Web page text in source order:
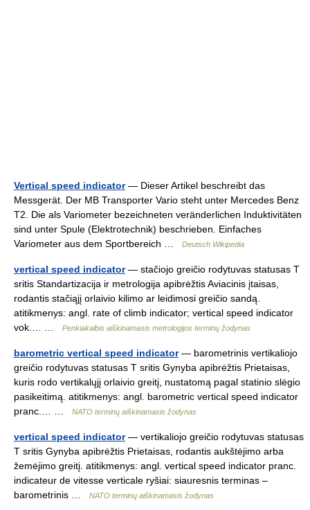
Vertical speed indicator— Dieser Artikel beschreibt das
Messgerät. Der MB Transporter Vario steht unter Mercedes Benz
T2. Die als Variometer bezeichneten veränderlichen Induktivitäten
sind unter Spule (Elektrotechnik) beschrieben. Einfaches
Variometer aus dem Sportbereich …
Deutsch Wikipedia
vertical speed indicator— stačiojo greičio rodytuvas statusas T
sritis Standartizacija ir metrologija apibrėžtis Aviacinis įtaisas,
rodantis stačiąjį orlaivio kilimo ar leidimosi greičio sandą.
atitikmenys: angl. rate of climb indicator; vertical speed indicator
vok.… …
Penkiakalbis aiškinamasis metrologijos terminų žodynas
barometric vertical speed indicator— barometrinis vertikaliojo
greičio rodytuvas statusas T sritis Gynyba apibrėžtis Prietaisas,
kuris rodo vertikalųjį orlaivio greitį, nustatomą pagal statinio slėgio
pasikeitimą. atitikmenys: angl. barometric vertical speed indicator
pranc.… …
NATO terminų aiškinamasis žodynas
vertical speed indicator— vertikaliojo greičio rodytuvas statusas
T sritis Gynyba apibrėžtis Prietaisas, rodantis aukštėjimo arba
žemėjimo greitį. atitikmenys: angl. vertical speed indicator pranc.
indicateur de vitesse verticale ryšiai: siauresnis terminas –
barometrinis …
NATO terminų aiškinamasis žodynas